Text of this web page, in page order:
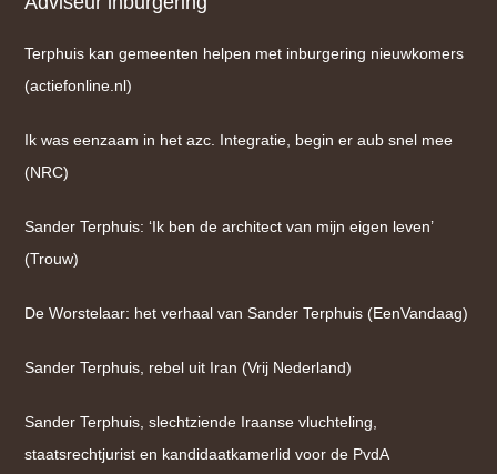
Terphuis kan gemeenten helpen met inburgering nieuwkomers
(actiefonline.nl)
Ik was eenzaam in het azc. Integratie, begin er aub snel mee
(NRC)
Sander Terphuis: ‘Ik ben de architect van mijn eigen leven’
(Trouw)
De Worstelaar: het verhaal van Sander Terphuis (EenVandaag)
Sander Terphuis, rebel uit Iran (Vrij Nederland)
Sander Terphuis, slechtziende Iraanse vluchteling,
staatsrechtjurist en kandidaatkamerlid voor de PvdA